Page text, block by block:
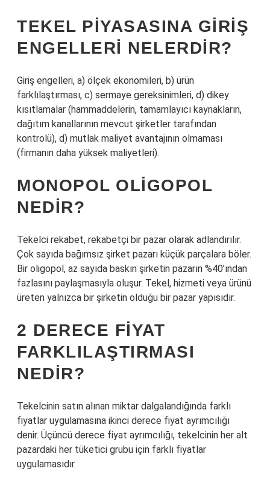
TEKEL PIYASASINA GIRIŞ
ENGELLERI NELERDIR?
Giriş engelleri, a) ölçek ekonomileri, b) ürün
farklılaştırması, c) sermaye gereksinimleri, d) dikey
kısıtlamalar (hammaddelerin, tamamlayıcı kaynakların,
dağıtım kanallarının mevcut şirketler tarafından
kontrolü), d) mutlak maliyet avantajının olmaması
(firmanın daha yüksek maliyetleri).
MONOPOL OLIGOPOL
NEDIR?
Tekelci rekabet, rekabetçi bir pazar olarak adlandırılır.
Çok sayıda bağımsız şirket pazarı küçük parçalara böler.
Bir oligopol, az sayıda baskın şirketin pazarın %40’ından
fazlasını paylaşmasıyla oluşur. Tekel, hizmeti veya ürünü
üreten yalnızca bir şirketin olduğu bir pazar yapısıdır.
2 DERECE FIYAT
FARKLILAŞTIRMASI
NEDIR?
Tekelcinin satın alınan miktar dalgalandığında farklı
fiyatlar uygulamasına ikinci derece fiyat ayrımcılığı
denir. Üçüncü derece fiyat ayrımcılığı, tekelcinin her alt
pazardaki her tüketici grubu için farklı fiyatlar
uygulamasıdır.